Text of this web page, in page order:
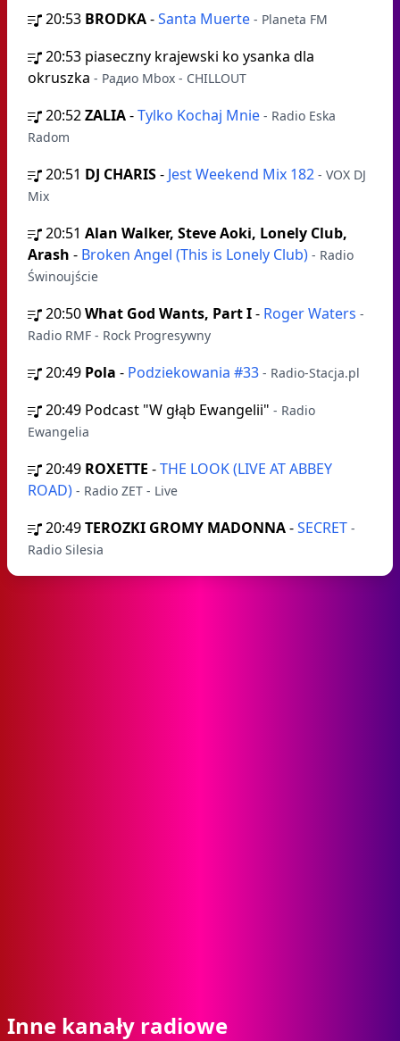
20:53 BRODKA-Santa Muerte - Planeta FM
20:53 piaseczny krajewski ko ysanka dla
okruszka - Радио Mbox - CHILLOUT
20:52ZALIA-Tylko Kochaj Mnie - Radio Eska
Radom
20:51 DJ CHARIS- Jest Weekend Mix 182 - VOX DJ
Mix
20:51 Alan Walker, Steve Aoki, Lonely Club,
Arash - Broken Angel (This is Lonely Club) - Radio
Świnoujście
20:50What God Wants, Part I- Roger Waters -
Radio RMF - Rock Progresywny
20:49 Pola - Podziekowania #33 - Radio-Stacja.pl
20:49 Podcast "W głąb Ewangelii" - Radio
Ewangelia
20:49 ROXETTE -THE LOOK (LIVE AT ABBEY
ROAD) - Radio ZET - Live
20:49TEROZKI GROMY MADONNA-SECRET -
Radio Silesia
Inne kanały radiowe